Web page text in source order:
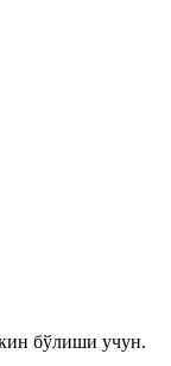
бўлиши учун.